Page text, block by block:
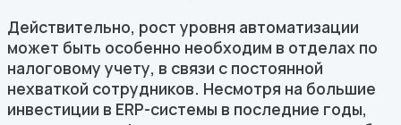
Действительно, рост уровня автоматизации
может быть особенно необходим в отделах по
налоговому учету, в связи с постоянной
нехваткой сотрудников. Несмотря на большие
инвестиции в ERP-системы в последние годы,